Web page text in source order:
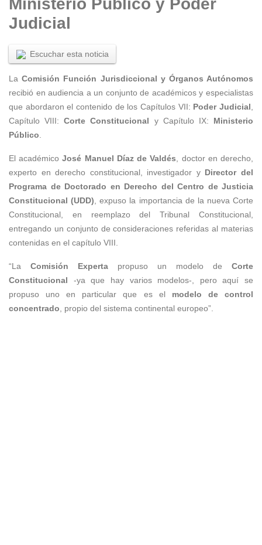
Ministerio Público y Poder
Judicial
Escuchar esta noticia
LaComisión Función Jurisdiccional y Órganos Autónomos
recibió en audiencia a un conjunto de académicos y especialistas
que abordaron el contenido de los Capítulos VII: Poder Judicial,
Capítulo VIII:Corte Constitucional y Capítulo IX: Ministerio
Público.
El académicoJosé Manuel Díaz de Valdés, doctor en derecho,
experto en derecho constitucional, investigador y Director del
Programa de Doctorado en Derecho del Centro de Justicia
Constitucional (UDD), expuso la importancia de la nueva Corte
Constitucional, en reemplazo del Tribunal Constitucional,
entregando un conjunto de consideraciones referidas al materias
contenidas en el capítulo VIII.
“La Comisión Experta propuso un modelo de Corte
Constitucional -ya que hay varios modelos-, pero aquí se
propuso uno en particular que es el modelo de
control
concentrado, propio del sistema continental europeo”.